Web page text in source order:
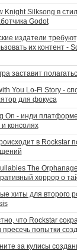
Knight Silksong в
Godot
издатели
их контент -
заставит
You Lo-Fi Story -
для фокуса
On - инди
консолях
в Rockstar
The
хоррор о
хиты для второго
что Rockstar
пресечь попытки
за кулисы